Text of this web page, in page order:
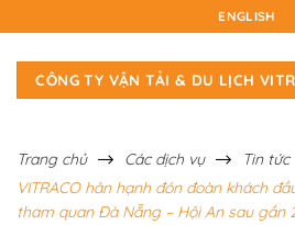
content
ENGLISH
CÔNG TY VẬN TẢI & DU LỊCH
Trang chủ Các dịch vụ
Tin tức
VITRACO hân hạnh đón đoàn khách
tham quan Đà Nẵng – Hội An sau gần